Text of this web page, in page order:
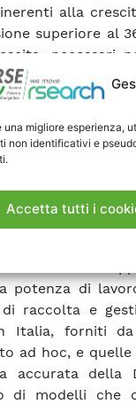
una migliore esperienza,
non identificativi e
Accetta tutti i
alla
superiore al
necessari
quindi le
per la
e prototipali
di migliorare la
e sui moduli
la
di
potenza di
raccolta e
Italia, forniti
ad hoc, e
accurata della
di modelli che